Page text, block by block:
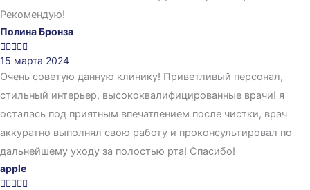
Рекомендую!
Полина Бронза

15 марта 2024
Очень советую данную клинику! Приветливый персонал,
стильный интерьер, высококвалифицированные врачи! я
осталась под приятным впечатлением после чистки, врач
аккуратно выполнял свою работу и проконсультировал по
дальнейшему уходу за полостью рта! Спасибо!
apple
